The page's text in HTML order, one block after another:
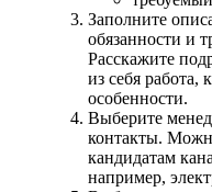
Заполните
обязанности и
Расскажите
из себя работа,
особенности.
Выберите
контакты.
кандидатам
например,